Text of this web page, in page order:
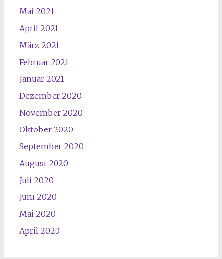
Mai 2021
April 2021
März 2021
Februar 2021
Januar 2021
Dezember 2020
November 2020
Oktober 2020
September 2020
August 2020
Juli 2020
Juni 2020
Mai 2020
April 2020